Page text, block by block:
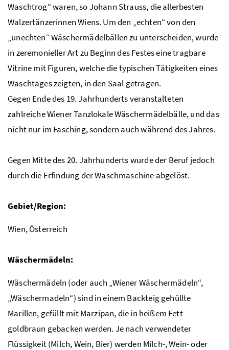
Waschtrog“ waren, so Johann Strauss, die allerbesten
Walzertänzerinnen Wiens. Um den „echten“ von den
„unechten“ Wäschermädelbällen zu unterscheiden, wurde
in zeremonieller Art zu Beginn des Festes eine tragbare
Vitrine mit Figuren, welche die typischen Tätigkeiten eines
Waschtages zeigten, in den Saal getragen.
Gegen Ende des 19. Jahrhunderts veranstalteten
zahlreiche Wiener Tanzlokale Wäschermädelbälle, und das
nicht nur im Fasching, sondern auch während des Jahres.
Gegen Mitte des 20. Jahrhunderts wurde der Beruf jedoch
durch die Erfindung der Waschmaschine abgelöst.
Gebiet/Region:
Wien, Österreich
Wäschermädeln:
Wäschermädeln (oder auch „Wiener Wäschermädeln“,
„Wäschermadeln“) sind in einem Backteig gehüllte
Marillen, gefüllt mit Marzipan, die in heißem Fett
goldbraun gebacken werden. Je nach verwendeter
Flüssigkeit (Milch, Wein, Bier) werden Milch-, Wein- oder